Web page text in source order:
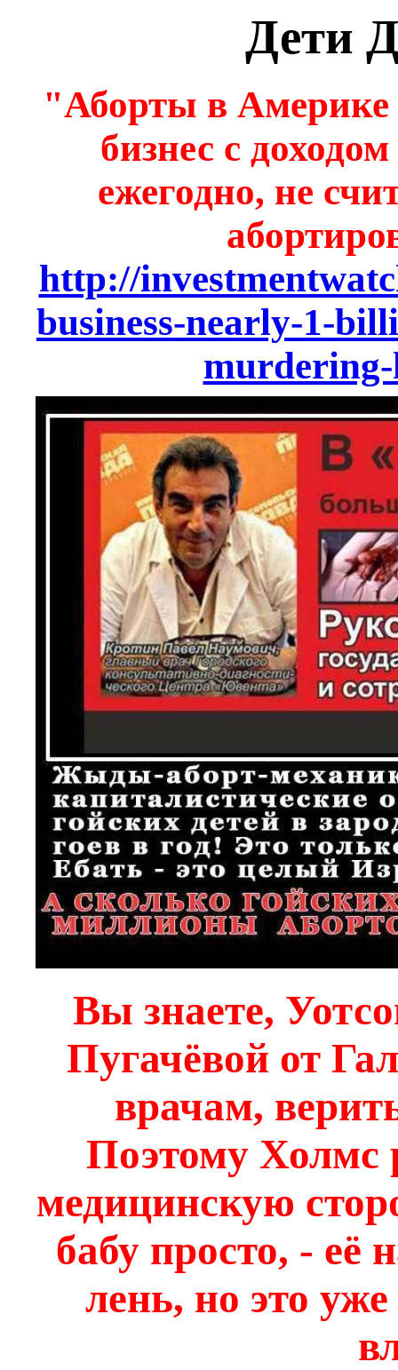
Дети
"Аборты в Америке
бизнес с
ежегодно, не
http://
business-nearly-1-
Вы знаете,
Пугачёвой от
врачам,
Поэтому Холмс
медицинскую
бабу просто, - её
лень, но это